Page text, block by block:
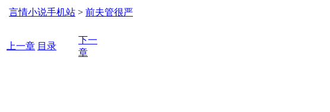
言情小说手机站 > 前夫管很严
上一章 目录
下一
章